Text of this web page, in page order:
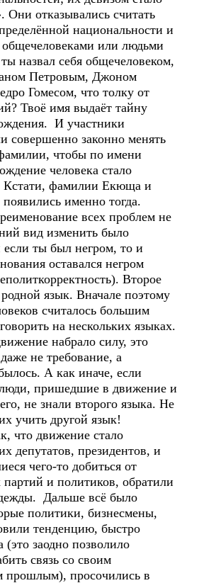
Они отказывались считать
национальности и
общечеловеками или людьми
назвал себя общечеловеком,
Петровым, Джоном
Гомесом, что толку от
Твоё имя выдаёт тайну
И участники
совершенно законно менять
чтобы по имени
человека стало
фамилии Екюща и
именно тогда.
всех проблем не
вид изменить было
ты был негром, то и
оставался негром
Второе
язык. Вначале поэтому
считалось большим
на нескольких языках.
набрало силу, это
не требование, а
А как иначе, если
люди, пришедшие в движение и
не знали второго языка. Не
учить другой язык!
что движение стало
депутатов, президентов, и
чего-то добиться от
и политиков, обратили
Дальше всё было
политики, бизнесмены,
тенденцию, быстро
заодно позволило
связь со своим
прошлым), просочились в